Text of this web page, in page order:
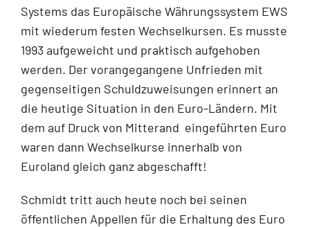
Systems das Europäische Währungssystem EWS
mit wiederum festen Wechselkursen. Es musste
1993 aufgeweicht und praktisch aufgehoben
werden. Der vorangegangene Unfrieden mit
gegenseitigen Schuldzuweisungen erinnert an
die heutige Situation in den Euro-Ländern. Mit
dem auf Druck von Mitterand eingeführten Euro
waren dann Wechselkurse innerhalb von
Euroland gleich ganz abgeschafft!
Schmidt tritt auch heute noch bei seinen
öffentlichen Appellen für die Erhaltung des Euro